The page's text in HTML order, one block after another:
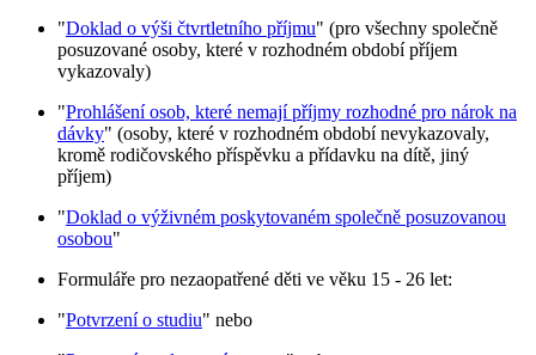
"Doklad o výši čtvrtletního příjmu" (pro všechny společně
posuzované osoby, které v rozhodném období příjem
vykazovaly)
"Prohlášení osob, které nemají příjmy rozhodné pro nárok na
dávky" (osoby, které v rozhodném období nevykazovaly,
kromě rodičovského příspěvku a přídavku na dítě, jiný
příjem)
"Doklad o výživném poskytovaném společně posuzovanou
osobou"
Formuláře pro nezaopatřené děti ve věku 15 - 26 let:
"Potvrzení o studiu" nebo